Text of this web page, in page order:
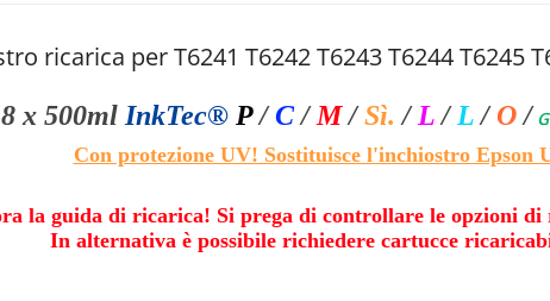
ricarica per T6241 T6242 T6243 T6244 T6245
8 x 500ml InkTec® P/C/M/Sì. / L/ L/O / G
Con protezione UV! Sostituisce l'inchiostro Epson
la guida di ricarica! Si prega di controllare le opzioni
In alternativa è possibile richiedere cartucce